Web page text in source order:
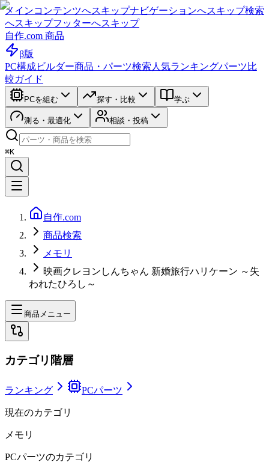
メインコンテンツへスキップナビゲーションへスキップ検索
へスキップフッターへスキップ
自作.com 商品
β版
PC構成ビルダー商品・パーツ検索 人気ランキングパーツ比
較ガイド
PCを組む 探す・比較 学ぶ
測る・最適化 相談・投稿
⌘K
自作.com
商品検索
メモリ
映画クレヨンしんちゃん 新婚旅行ハリケーン ～失
われたひろし～
商品メニュー
カテゴリ階層
ランキング PCパーツ
現在のカテゴリ
メモリ
PCパーツのカテゴリ